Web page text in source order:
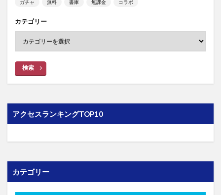
ガチャ 無料 書庫 無課金 コラボ
カテゴリー
検索
アクセスランキングTOP10
カテゴリー